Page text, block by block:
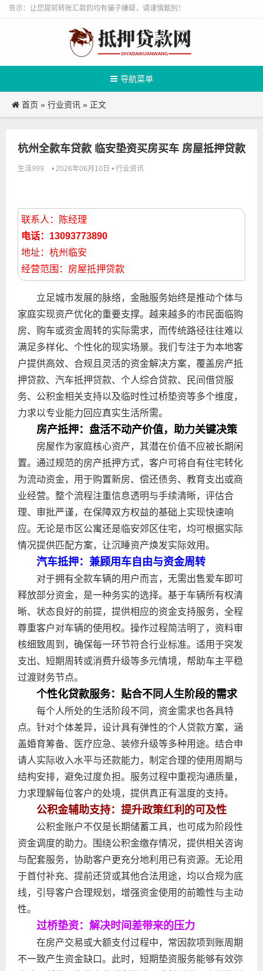
告示：让您提前转账汇款的均有骗子嫌疑，请谨慎甄别！
导航菜单
首页 » 行业资讯 » 正文
杭州全款车贷款 临安垫资买房买车 房屋抵押贷款
生活999 • 2026年06月10日 • 行业资讯
联系人：陈经理
电话：13093773890
地址：杭州临安
经营范围：房屋抵押贷款
立足城市发展的脉络，金融服务始终是推动个体与
家庭实现资产优化的重要支撑。越来越多的市民面临购
房、购车或资金周转的实际需求，而传统路径往往难以
满足多样化、个性化的现实场景。我们专注于为本地客
户提供高效、合规且灵活的资金解决方案，覆盖房产抵
押贷款、汽车抵押贷款、个人综合贷款、民间借贷服
务、公积金相关支持以及临时性过桥垫资等多个维度，
力求以专业能力回应真实生活所需。
房产抵押：盘活不动产价值，助力关键决策
房屋作为家庭核心资产，其潜在价值不应被长期闲
置。通过规范的房产抵押方式，客户可将自有住宅转化
为流动资金，用于购置新房、偿还债务、教育支出或商
业经营。整个流程注重信息透明与手续清晰，评估合
理、审批严谨，在保障双方权益的基础上实现快速响
应。无论是市区公寓还是临安郊区住宅，均可根据实际
情况提供匹配方案，让沉睡资产焕发实际效用。
汽车抵押：兼顾用车自由与资金周转
对于拥有全款车辆的用户而言，无需出售爱车即可
释放部分资金，是一种务实的选择。基于车辆所有权清
晰、状态良好的前提，提供相应的资金支持服务，全程
尊重客户对车辆的使用权。操作过程简洁明了，资料审
核细致周到，确保每一环节符合行业标准。适用于突发
支出、短期周转或消费升级等多元情境，帮助车主平稳
过渡财务节点。
个性化贷款服务：贴合不同人生阶段的需求
每个人所处的生活阶段不同，资金需求也各具特
点。针对个体差异，设计具有弹性的个人贷款方案，涵
盖婚育筹备、医疗应急、装修升级等多种用途。结合申
请人实际收入水平与还款能力，制定合理的使用周期与
结构安排，避免过度负担。服务过程中重视沟通质量，
力求理解每位客户的处境，提供真正有温度的支持。
公积金辅助支持：提升政策红利的可及性
公积金账户不仅是长期储蓄工具，也可成为阶段性
资金调度的助力。围绕公积金缴存情况，提供相关咨询
与配套服务，协助客户更充分地利用已有资源。无论用
于首付补充、提前还贷或其他合法用途，均以合规为底
线，引导客户合理规划，增强资金使用的前瞻性与主动
性。
过桥垫资：解决时间差带来的压力
在房产交易或大额支付过程中，常因款项到账周期
不一致产生资金缺口。此时，短期垫资服务能够有效弥